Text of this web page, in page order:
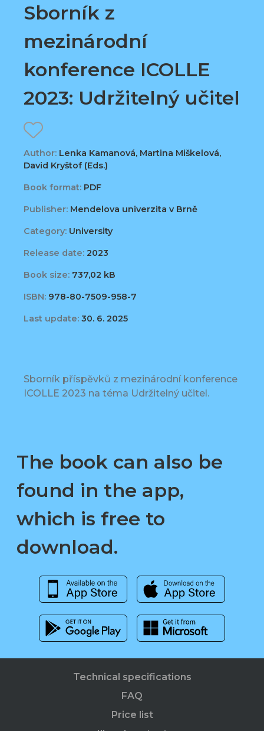
Sborník z
mezinárodní
konference ICOLLE
2023: Udržitelný učitel
Author: Lenka Kamanová, Martina Miškelová,
David Kryštof (Eds.)
Book format: PDF
Publisher: Mendelova univerzita v Brně
Category: University
Release date: 2023
Book size: 737,02 kB
ISBN: 978-80-7509-958-7
Last update: 30. 6. 2025
Sborník příspěvků z mezinárodní konference
ICOLLE 2023 na téma Udržitelný učitel.
The book can also be
found in the app,
which is free to
download.
Technical specifications
FAQ
Price list